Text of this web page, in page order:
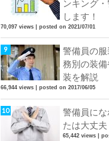
ンキング
します！
70,097 views posted on 2021/07/01
警備員の
務別の装
装を解説
66,944 views posted on 2017/06/05
警備員に
たは大丈夫
65,442 views